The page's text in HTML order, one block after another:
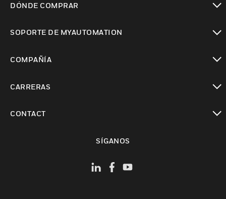
DÓNDE COMPRAR
SOPORTE DE MYAUTOMATION
COMPAÑÍA
CARRERAS
CONTACT
SÍGANOS